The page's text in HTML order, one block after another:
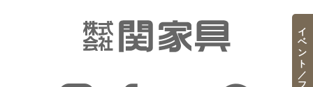
イベント／フェア